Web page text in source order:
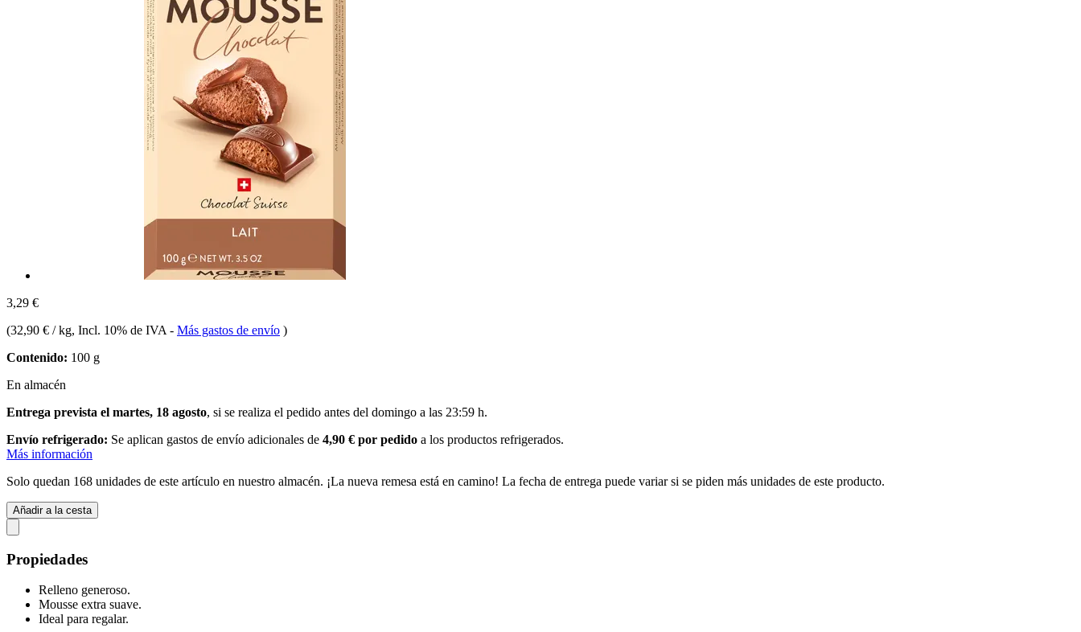
3,29 €
(32,90 € / kg, Incl. 10% de IVA - Más gastos de envío )
Contenido: 100 g
En almacén
Entrega prevista el martes, 18 agosto, si se realiza el pedido antes del domingo a las 23:59 h.
Envío refrigerado: Se aplican gastos de envío adicionales de 4,90 € por pedido a los productos refrigerados.
Más información
Solo quedan 168 unidades de este artículo en nuestro almacén. ¡La nueva remesa está en camino! La fecha de entrega puede variar si se piden más unidades de este producto.
Añadir a la cesta
Propiedades
Relleno generoso.
Mousse extra suave.
Ideal para regalar.